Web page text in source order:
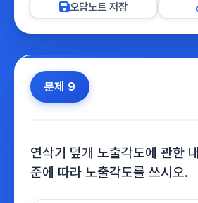
오답노트 저장
문제 9
연삭기 덮개 노출각도에 관한
준에 따라 노출각도를 쓰시오.